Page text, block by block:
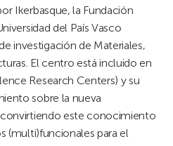
Ikerbasque, la Fundación
del País Vasco
investigación de Materiales,
El centro está incluido en
Research Centers) y su
sobre la nueva
este conocimiento
(multi)funcionales para el